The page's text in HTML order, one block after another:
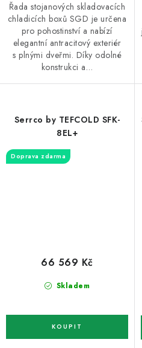
Řada stojanových skladovacích
chladicích boxů SGD je určena
pro pohostinství a nabízí
elegantní antracitový exteriér
s plnými dveřmi. Díky odolné
konstrukci a…
Serrco by TEFCOLD SFK-
8EL+
Doprava zdarma
Skladem
66 569 Kč